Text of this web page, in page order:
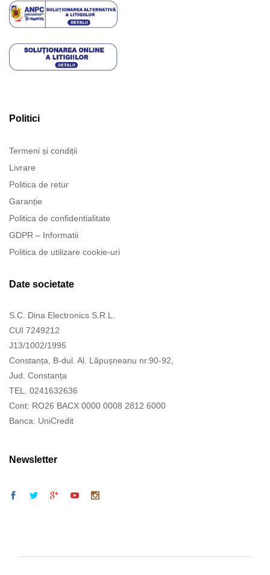
Politici
Termeni și condiții
Livrare
Politica de retur
Garanție
Politica de confidentialitate
GDPR – Informatii
Politica de utilizare cookie-uri
Date societate
S.C. Dina Electronics S.R.L.
CUI 7249212
J13/1002/1995
Constanța, B-dul. Al. Lăpușneanu nr.90-92,
Jud. Constanța
TEL. 0241632636
Cont: RO26 BACX 0000 0008 2812 6000
Banca: UniCredit
Newsletter